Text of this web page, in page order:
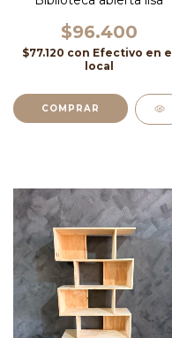
$96.400
$77.120 con Efectivo en el
local
COMPRAR